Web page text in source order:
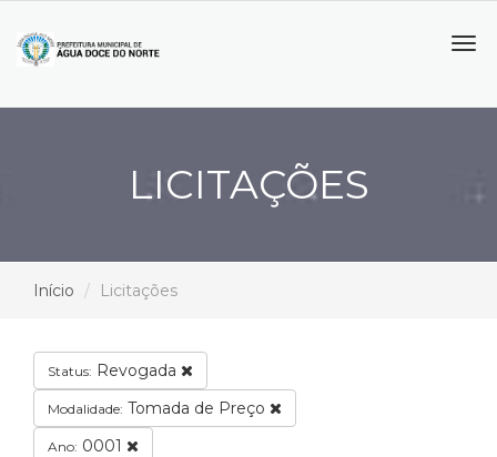
LICITAÇÕES
Início Licitações
Status: Revogada
Modalidade: Tomada de Preço
Ano: 0001